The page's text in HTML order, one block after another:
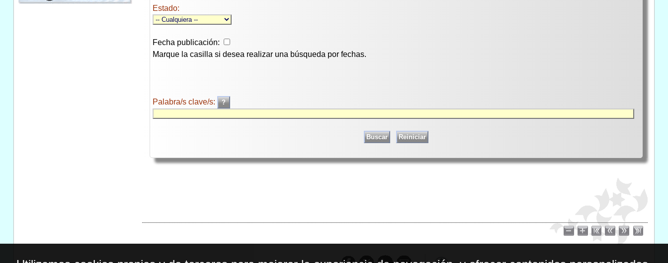
Estado:
Fecha publicación:
Marque la casilla si desea realizar una búsqueda por fechas.
Palabra/s clave/s: